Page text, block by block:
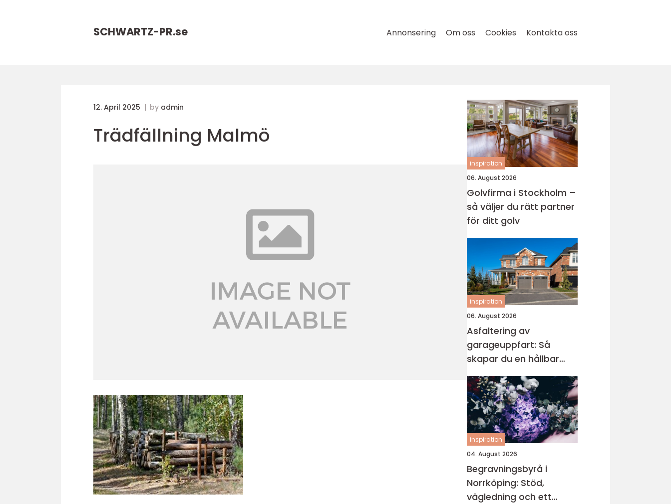
SCHWARTZ-PR.se Annonsering Om oss Cookies Kontakta oss
12. April 2025 by admin
Trädfällning Malmö
inspiration
06. August 2026
Golvfirma i Stockholm –
så väljer du rätt partner
för ditt golv
inspiration
06. August 2026
Asfaltering av
garageuppfart: Så
skapar du en hållbar
och snygg infart
inspiration
04. August 2026
Begravningsbyrå i
Norrköping: Stöd,
vägledning och ett